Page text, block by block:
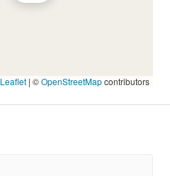
Leaflet | ©OpenStreetMapcontributors